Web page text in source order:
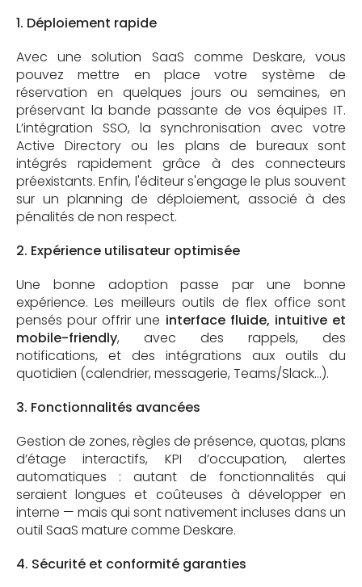
1. Déploiement rapide
Avec une solution SaaS comme Deskare, vous
pouvez mettre en place votre système de
réservation en quelques jours ou semaines, en
préservant la bande passante de vos équipes IT.
L’intégration SSO, la synchronisation avec votre
Active Directory ou les plans de bureaux sont
intégrés rapidement grâce à des connecteurs
préexistants. Enfin, l'éditeur s'engage le plus souvent
sur un planning de déploiement, associé à des
pénalités de non respect.
2. Expérience utilisateur optimisée
Une bonne adoption passe par une bonne
expérience. Les meilleurs outils de flex office sont
pensés pour offrir une interface fluide, intuitive et
mobile-friendly, avec des rappels, des
notifications, et des intégrations aux outils du
quotidien (calendrier, messagerie, Teams/Slack…).
3. Fonctionnalités avancées
Gestion de zones, règles de présence, quotas, plans
d’étage interactifs, KPI d’occupation, alertes
automatiques : autant de fonctionnalités qui
seraient longues et coûteuses à développer en
interne — mais qui sont nativement incluses dans un
outil SaaS mature comme Deskare.
4. Sécurité et conformité garanties